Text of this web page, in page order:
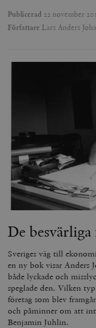
Publicerad 22 november
Författare Lars Anders
De
Sveriges väg till
en ny bok visar Anders
både lyckade och
speglade den. Vilken
företag som blev
och påminner om att
Benjamin Juhlin.